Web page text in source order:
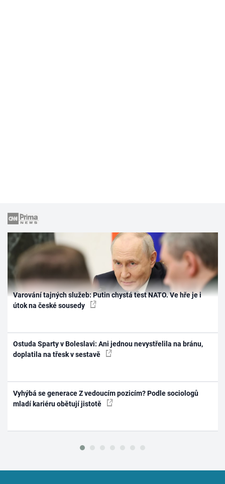
Varování tajných služeb: Putin chystá test NATO. Ve hře je i
útok na české sousedy
Ostuda Sparty v Boleslavi: Ani jednou nevystřelila na bránu,
doplatila na třesk v sestavě
Vyhýbá se generace Z vedoucím pozicím? Podle sociologů
mladí kariéru obětují jistotě